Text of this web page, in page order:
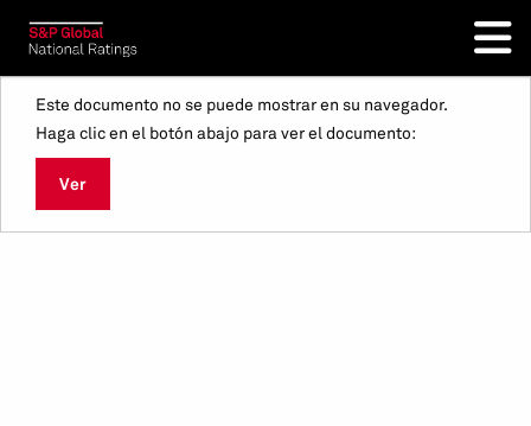
Este documento no se puede mostrar en su navegador.
Haga clic en el botón abajo para ver el documento:
Ver